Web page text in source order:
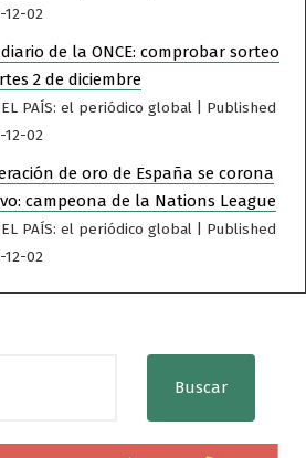
12-02
de la ONCE: comprobar sorteo
2 de diciembre
PAÍS: el periódico global
Published
12-02
de oro de España se corona
campeona de la Nations League
PAÍS: el periódico global
Published
12-02
Buscar